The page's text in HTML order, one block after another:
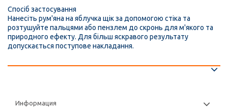
Спосіб застосування
Нанесіть рум'яна на яблучка щік за допомогою стіка та
розтушуйте пальцями або пензлем до скронь для м'якого та
природного ефекту. Для більш яскравого результату
допускається поступове накладання.
Информация